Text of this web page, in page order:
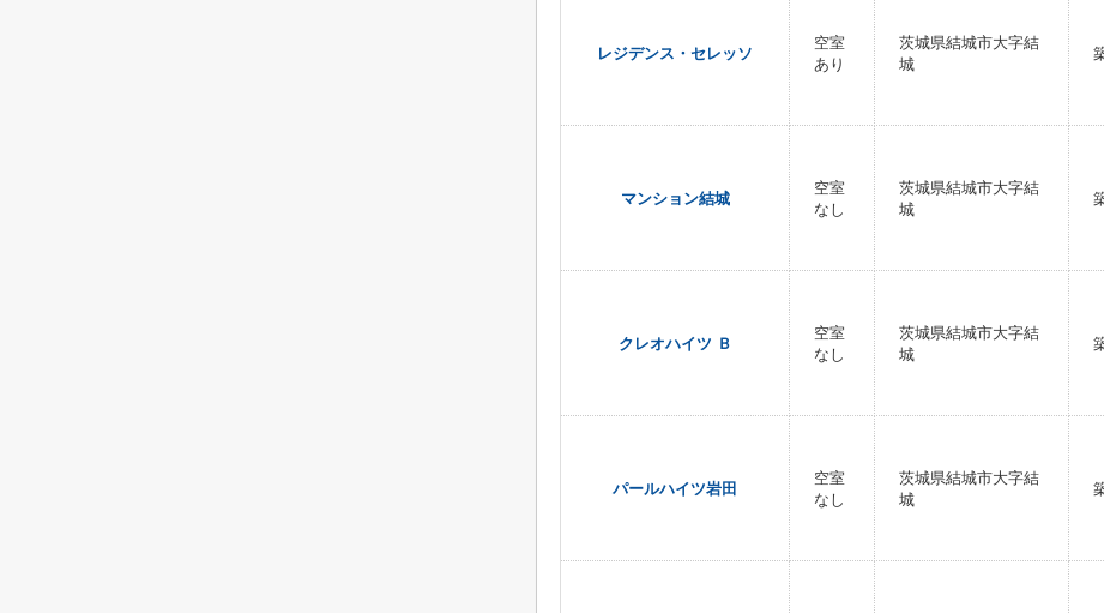
レジデンス・セレッソ
空室
あり
茨城県結城市大字結
城
マンション結城
空室
なし
茨城県結城市大字結
城
クレオハイツ Ｂ
空室
なし
茨城県結城市大字結
城
パールハイツ岩田
空室
なし
茨城県結城市大字結
城